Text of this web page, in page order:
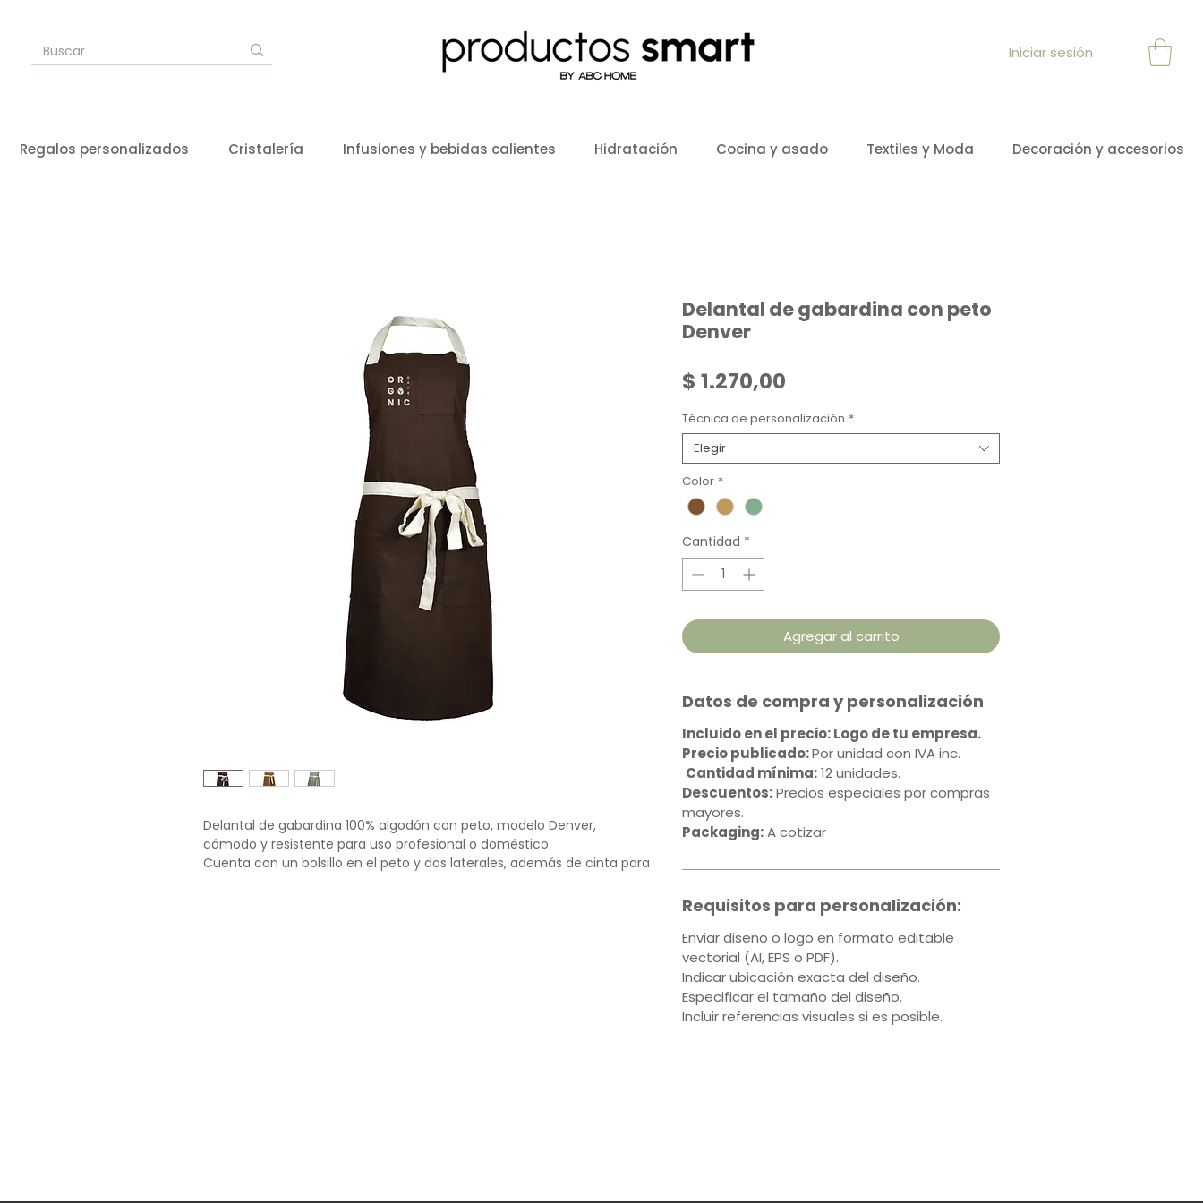
Iniciar sesión
Regalos personalizados Cristalería Infusiones y bebidas calientes Hidratación Cocina y asado Textiles y Moda Decoración y accesorios
Delantal de gabardina 100% algodón con peto, modelo Denver,
cómodo y resistente para uso profesional o doméstico.
Cuenta con un bolsillo en el peto y dos laterales, además de cinta para
Delantal de gabardina con peto
Denver
$ 1.270,00
Técnica de personalización *
Elegir
Color *
Cantidad *
Agregar al carrito
Datos de compra y personalización
Incluido en el precio: Logo de tu empresa.
Precio publicado:Por unidad con IVA inc.
Cantidad mínima:12 unidades.
Descuentos:Precios especiales por compras
mayores.
Packaging:A cotizar
Requisitos para personalización:
Enviar diseño o logo en formato editable
vectorial (AI, EPS o PDF).
Indicar ubicación exacta del diseño.
Especificar el tamaño del diseño.
Incluir referencias visuales si es posible.